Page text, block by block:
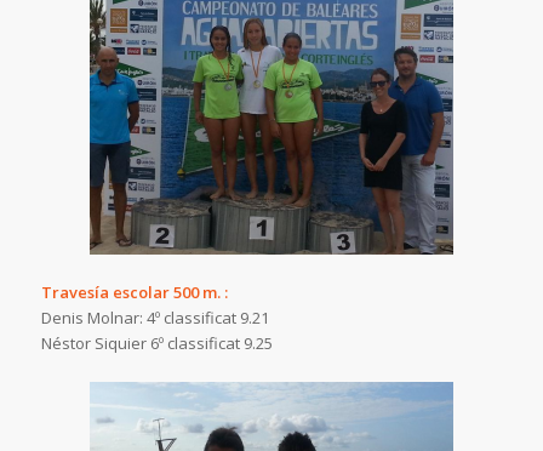
Travesía escolar 500 m. :
Denis Molnar: 4º classificat 9.21
Néstor Siquier 6º classificat 9.25